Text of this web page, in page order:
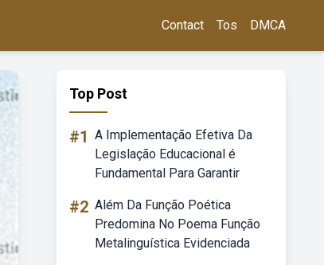
Contact Tos DMCA
Top Post
#1 A Implementação Efetiva Da
Legislação Educacional é
Fundamental Para Garantir
#2 Além Da Função Poética
Predomina No Poema Função
Metalinguística Evidenciada